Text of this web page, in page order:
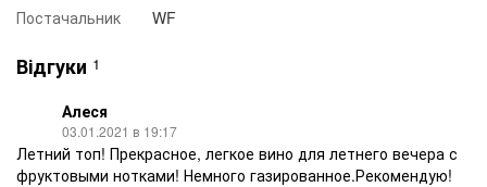
Постачальник
WF
Відгуки 1
Алеся
03.01.2021 в 19:17
Летний топ! Прекрасное, легкое вино для летнего вечера с
фруктовыми нотками! Немного газированное.Рекомендую!